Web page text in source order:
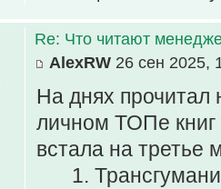
Re: Что читают
AlexRW 26 сен 2025,
На днях
личном ТОПе книг
встала на третье
1.